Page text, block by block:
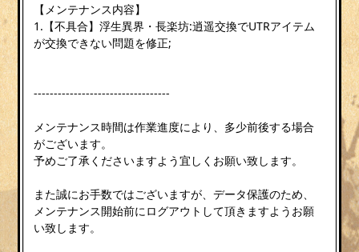
【メンテナンス内容】
1.【不具合】浮生異界・長楽坊:逍遥交換でUTRアイテム
が交換できない問題を修正;
----------------------------------
メンテナンス時間は作業進度により、多少前後する場合
がございます。
予めご了承くださいますよう宜しくお願い致します。
また誠にお手数ではございますが、データ保護のため、
メンテナンス開始前にログアウトして頂きますようお願
い致します。